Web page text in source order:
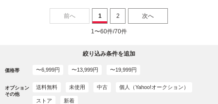
前へ 1 2 次へ
1〜60件/70件
絞り込み条件を追加
価格帯 〜6,999円 〜13,999円 〜19,999円
オプション
その他
送料無料 未使用 中古 個人（Yahoo!オークション）
ストア 新着